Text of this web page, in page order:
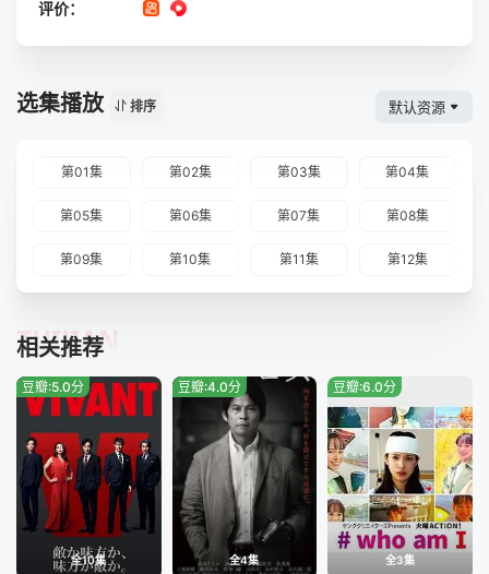
评价：
选集播放 排序 默认资源
第01集 第02集 第03集 第04集
第05集 第06集 第07集 第08集
第09集 第10集 第11集 第12集
相关推荐
TUIJIAN
全10集
豆瓣:5.0分
全4集
豆瓣:4.0分
全3集
豆瓣:6.0分